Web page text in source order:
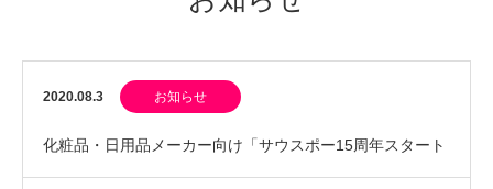
2020.08.3 お知らせ
化粧品・日用品メーカー向け「サウスポー15周年スタート